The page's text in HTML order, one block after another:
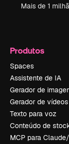
Mais de 1
Produtos
Spaces
Assistente de IA
Gerador de
Gerador de vídeos
Texto para voz
Conteúdo de
MCP para